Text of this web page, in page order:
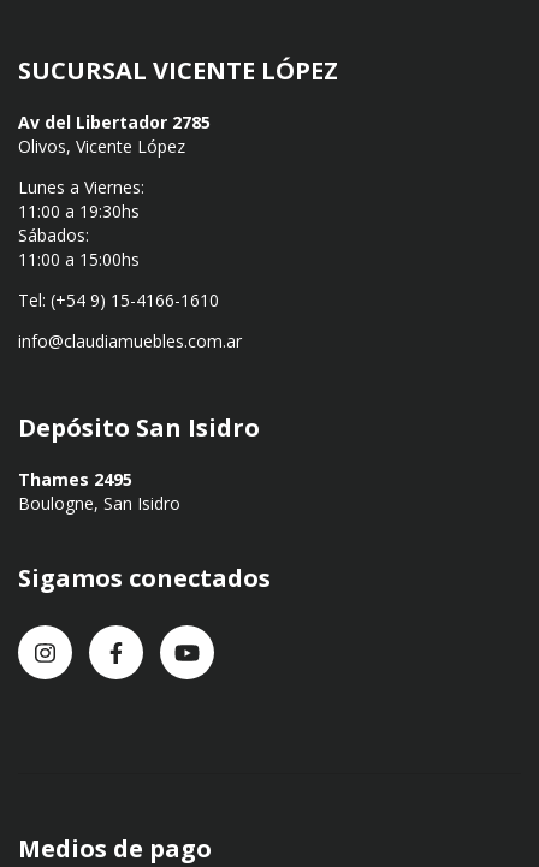
SUCURSAL VICENTE LÓPEZ
Av del Libertador 2785
Olivos, Vicente López
Lunes a Viernes:
11:00 a 19:30hs
Sábados:
11:00 a 15:00hs
Tel: (+54 9) 15-4166-1610
info@claudiamuebles.com.ar
Depósito San Isidro
Thames 2495
Boulogne, San Isidro
Sigamos conectados
Medios de pago